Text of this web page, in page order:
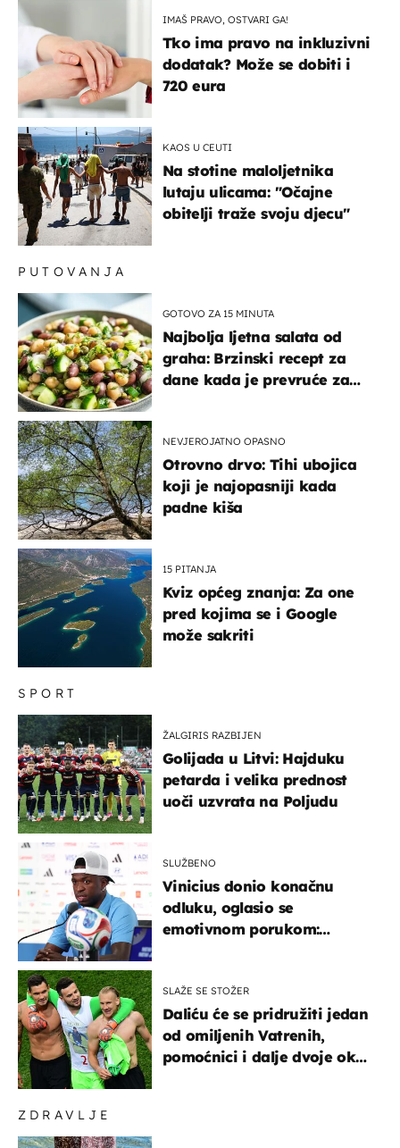
IMAŠ PRAVO, OSTVARI GA!
Tko ima pravo na inkluzivni
dodatak? Može se dobiti i
720 eura
KAOS U CEUTI
Na stotine maloljetnika
lutaju ulicama: "Očajne
obitelji traže svoju djecu"
ZDRAVLJE
SPORT
ŽALGIRIS RAZBIJEN
Golijada u Litvi: Hajduku
petarda i velika prednost
uoči uzvrata na Poljudu
SLUŽBENO
Vinicius donio konačnu
odluku, oglasio se
emotivnom porukom:
SLAŽE SE STOŽER
Daliću će se pridružiti jedan
od omiljenih Vatrenih,
pomoćnici i dalje dvoje oko
PUTOVANJA
GOTOVO ZA 15 MINUTA
Najbolja ljetna salata od
graha: Brzinski recept za
dane kada je prevruće za
NEVJEROJATNO OPASNO
Otrovno drvo: Tihi ubojica
koji je najopasniji kada
padne kiša
15 PITANJA
Kviz općeg znanja: Za one
pred kojima se i Google
može sakriti